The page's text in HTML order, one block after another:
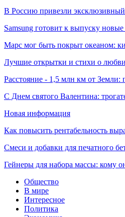
В Россию привезли
Samsung готовит к выпуску
Марс мог быть покрыт океаном:
Лучшие открытки и стихи о
Расстояние - 1,5 млн км от Земли:
С Днем святого Валентина:
Новая информация
Как повысить рентабельность
Смеси и добавки для печатного
Гейнеры для набора массы: кому
Общество
В мире
Интересное
Политика